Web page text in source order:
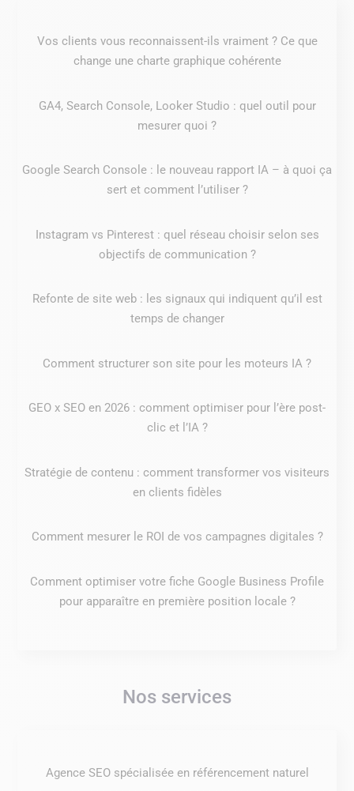
Vos clients vous reconnaissent-ils vraiment ? Ce que
change une charte graphique cohérente
GA4, Search Console, Looker Studio : quel outil pour
mesurer quoi ?
Google Search Console : le nouveau rapport IA – à quoi ça
sert et comment l’utiliser ?
Instagram vs Pinterest : quel réseau choisir selon ses
objectifs de communication ?
Refonte de site web : les signaux qui indiquent qu’il est
temps de changer
Comment structurer son site pour les moteurs IA ?
GEO x SEO en 2026 : comment optimiser pour l’ère post-
clic et l’IA ?
Stratégie de contenu : comment transformer vos visiteurs
en clients fidèles
Comment mesurer le ROI de vos campagnes digitales ?
Comment optimiser votre fiche Google Business Profile
pour apparaître en première position locale ?
Nos services
Agence SEO spécialisée en référencement naturel